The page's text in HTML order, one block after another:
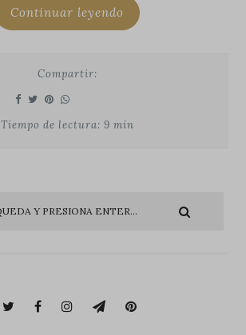
Continuar leyendo
Compartir:
Tiempo de lectura: 9 min